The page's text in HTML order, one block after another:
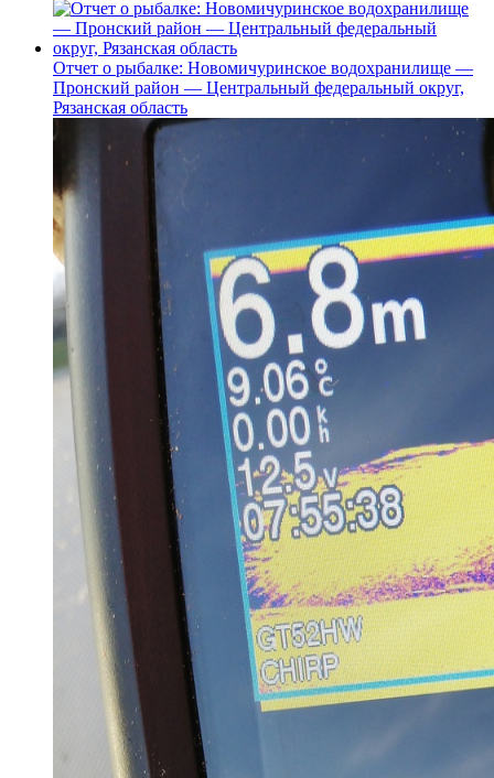
Отчет о рыбалке: Новомичуринское водохранилище —
Пронский район — Центральный федеральный округ,
Рязанская область